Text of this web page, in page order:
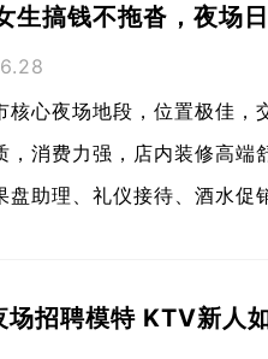
生搞钱不拖沓，夜场
核心夜场地段，位置极佳，
，消费力强，店内装修高端
盘助理、礼仪接待、酒水促
场招聘模特 KTV新人